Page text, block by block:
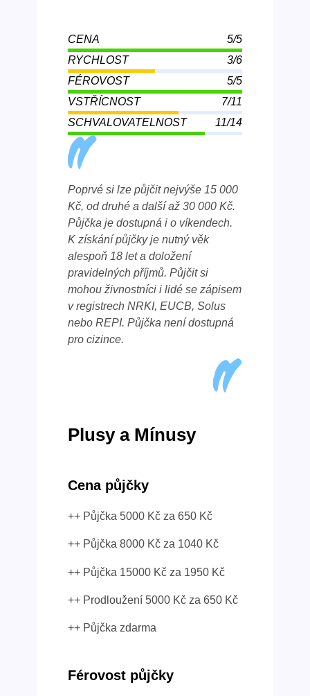
CENA
5/5
RYCHLOST
3/6
FÉROVOST
5/5
VSTŘÍCNOST
7/11
SCHVALOVATELNOST
11/14
Poprvé si lze půjčit nejvýše 15 000
Kč, od druhé a další až 30 000 Kč.
Půjčka je dostupná i o víkendech.
K získání půjčky je nutný věk
alespoň 18 let a doložení
pravidelných příjmů. Půjčit si
mohou živnostníci i lidé se zápisem
v registrech NRKI, EUCB, Solus
nebo REPI. Půjčka není dostupná
pro cizince.
Plusy a Mínusy
Cena půjčky
++ Půjčka 5000 Kč za 650 Kč
++ Půjčka 8000 Kč za 1040 Kč
++ Půjčka 15000 Kč za 1950 Kč
++ Prodloužení 5000 Kč za 650 Kč
++ Půjčka zdarma
Férovost půjčky